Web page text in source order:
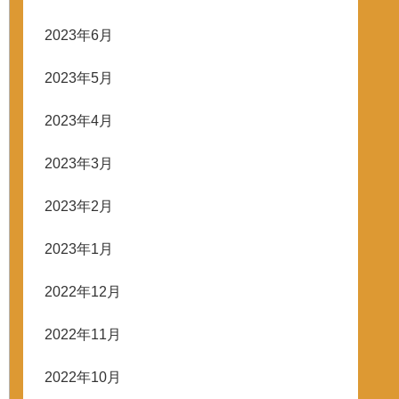
2023年6月
2023年5月
2023年4月
2023年3月
2023年2月
2023年1月
2022年12月
2022年11月
2022年10月